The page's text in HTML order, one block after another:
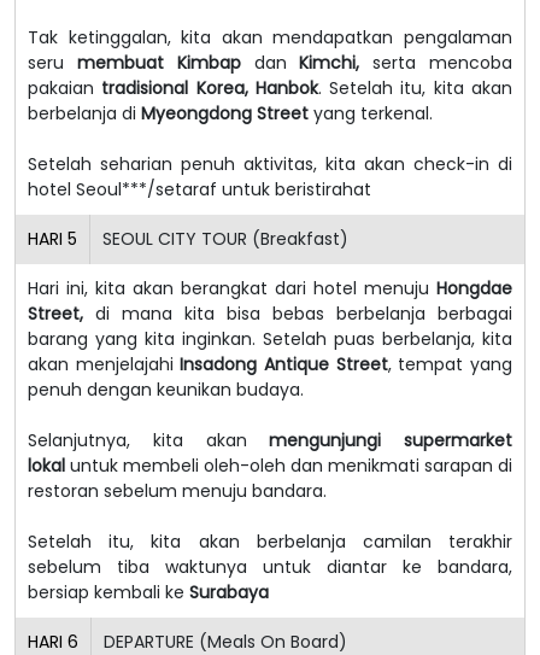
Tak ketinggalan, kita akan mendapatkan pengalaman
seru membuat KimbapdanKimchi, serta mencoba
pakaian tradisional Korea, Hanbok. Setelah itu, kita akan
berbelanja di Myeongdong Street yang terkenal.
Setelah seharian penuh aktivitas, kita akan check-in di
hotel Seoul***/setaraf untuk beristirahat
HARI 5 SEOUL CITY TOUR (Breakfast)
Hari ini, kita akan berangkat dari hotel menuju Hongdae
Street, di mana kita bisa bebas berbelanja berbagai
barang yang kita inginkan. Setelah puas berbelanja, kita
akan menjelajahiInsadong Antique Street, tempat yang
penuh dengan keunikan budaya.
Selanjutnya, kita akanmengunjungi supermarket
lokal untuk membeli oleh-oleh dan menikmati sarapan di
restoran sebelum menuju bandara.
Setelah itu, kita akan berbelanja camilan terakhir
sebelum tiba waktunya untuk diantar ke bandara,
bersiap kembali ke Surabaya
HARI 6 DEPARTURE (Meals On Board)